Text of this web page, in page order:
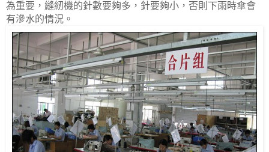
為重要，縫紉機的針數要夠多，針要夠小，否則下雨時傘會
有滲水的情況。